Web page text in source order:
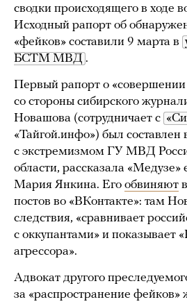
сводки происходящего в ходе
Исходный рапорт об
«фейков» составили 9 марта в
БСТМ МВД .
Первый рапорт о «совершении
со стороны сибирского
Новашова (сотрудничает с
«Тайгой.инфо») был составлен
с экстремизмом ГУ МВД
области, рассказала «Медузе»
Мария Янкина. Его обвиняют
постов во «ВКонтакте»: там
следствия, «сравнивает
с оккупантами» и показывает
агрессора».
Адвокат другого
за «распространение фейков»